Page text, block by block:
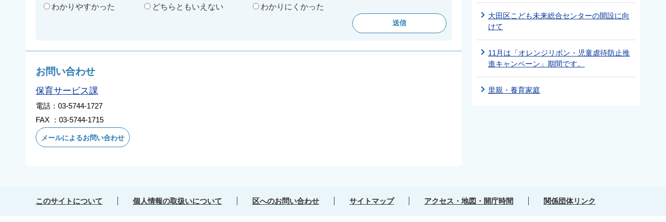
わかりやすかった どちらともいえない わかりにくかった
お問い合わせ
保育サービス課
電話：03-5744-1727
FAX ：03-5744-1715
メールによるお問い合わせ
大田区こども未来総合センターの開設に向
けて
11月は「オレンジリボン・児童虐待防止推
進キャンペーン」期間です。
里親・養育家庭
このサイトについて 個人情報の取扱いについて 区へのお問い合わせ サイトマップ アクセス・地図・開庁時間 関係団体リンク